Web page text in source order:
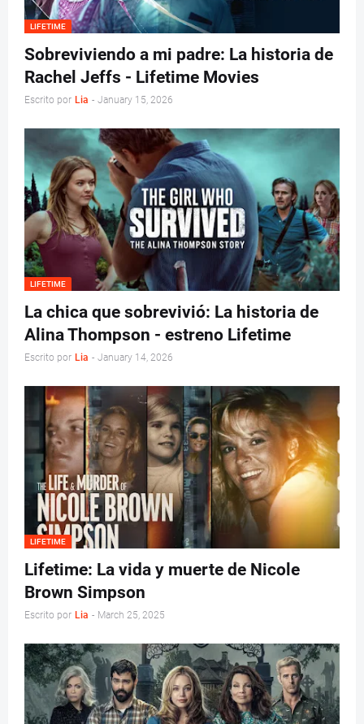
LIFETIME
Sobreviviendo a mi padre: La historia de
Rachel Jeffs - Lifetime Movies
Escrito por Lia - January 15, 2026
LIFETIME
La chica que sobrevivió: La historia de
Alina Thompson - estreno Lifetime
Escrito por Lia - January 14, 2026
LIFETIME
Lifetime: La vida y muerte de Nicole
Brown Simpson
Escrito por Lia - March 25, 2025